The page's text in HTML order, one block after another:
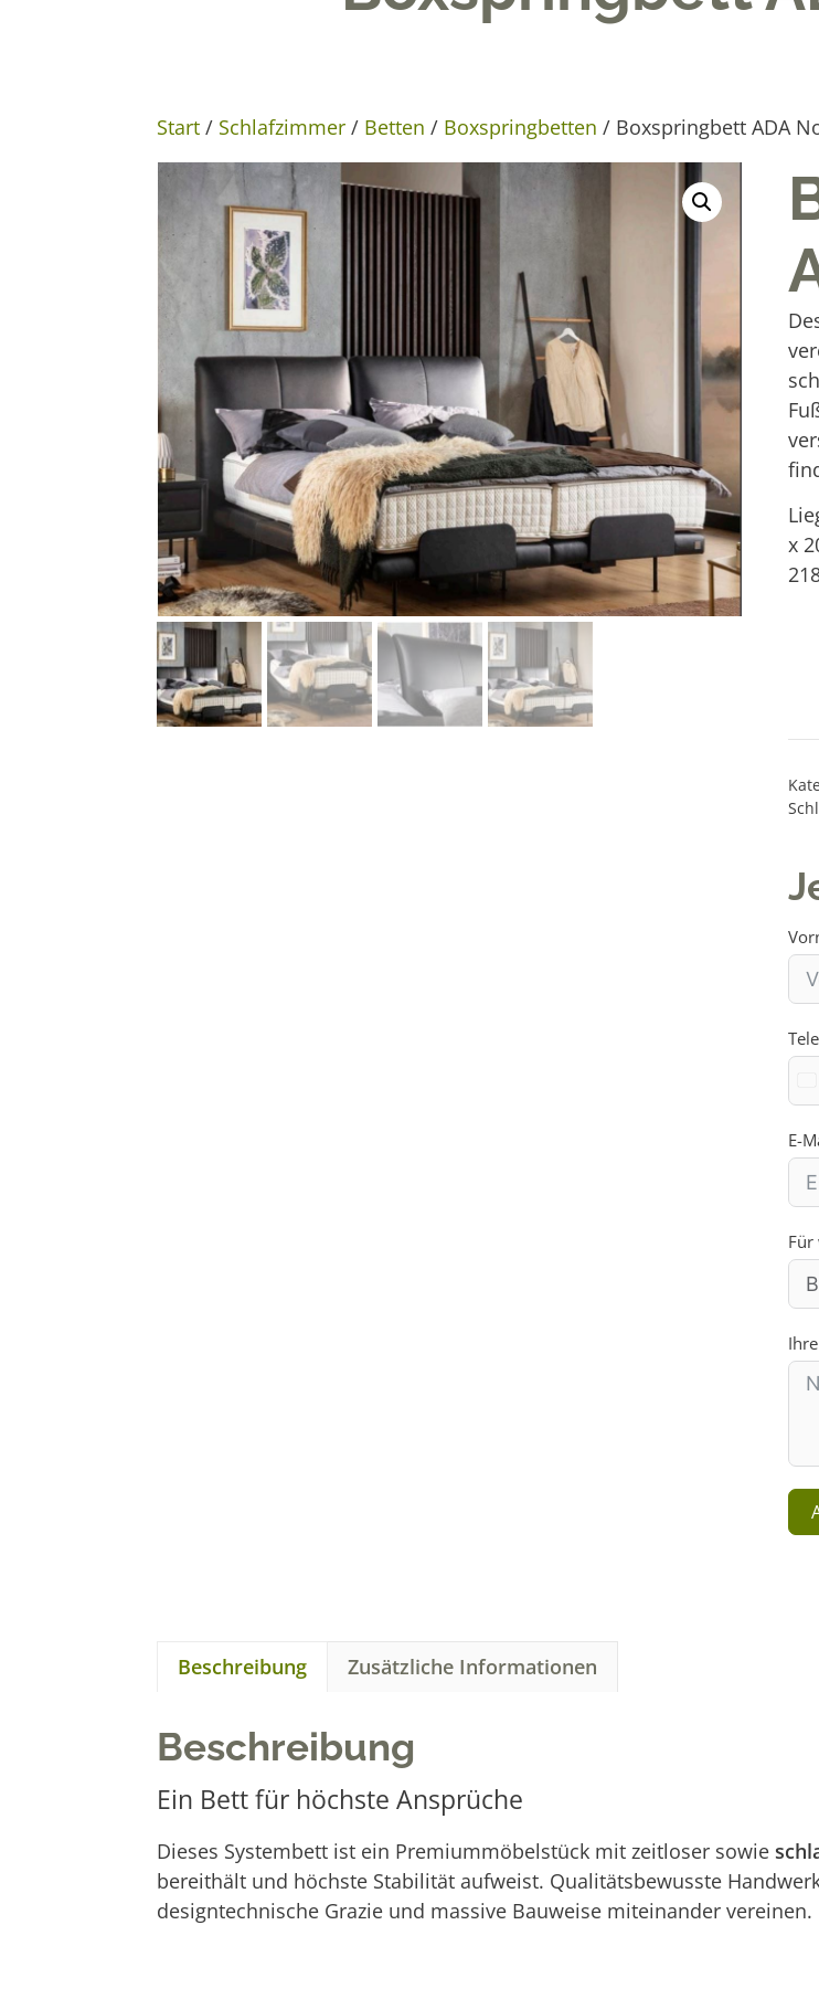
Start / Schlafzimmer / Betten / Boxspringbetten / Boxspringbett ADA
x
E-
Für
Beschreibung Zusätzliche Informationen
Beschreibung
Ein Bett für höchste Ansprüche
Dieses Systembett ist ein Premiummöbelstück mit zeitloser sowie
bereithält und höchste Stabilität aufweist. Qualitätsbewusste
designtechnische Grazie und massive Bauweise miteinander vereinen.